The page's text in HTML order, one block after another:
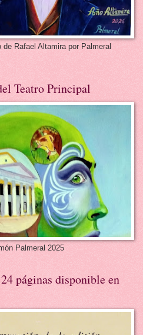
de Rafael Altamira por Palmeral
Teatro Principal
Palmeral 2025
páginas disponible en